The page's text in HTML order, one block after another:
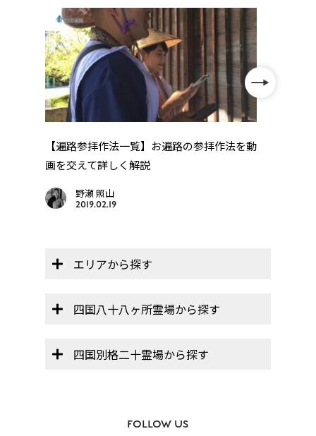
【遍路参拝作法一覧】お遍路の参拝作法を動
画を交えて詳しく解説
野瀬 照山
2019.02.19
エリアから探す
四国八十八ヶ所霊場から探す
四国別格二十霊場から探す
FOLLOW US